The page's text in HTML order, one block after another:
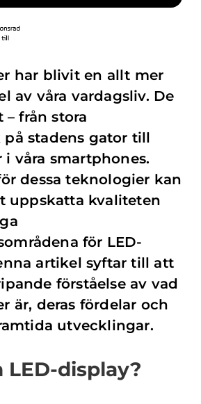
har blivit en allt mer
av våra vardagsliv. De
från stora
stadens gator till
i våra smartphones.
dessa teknologier kan
uppskatta kvaliteten
för LED-
artikel syftar till att
förståelse av vad
är, deras fördelar och
utvecklingar.
LED-display?